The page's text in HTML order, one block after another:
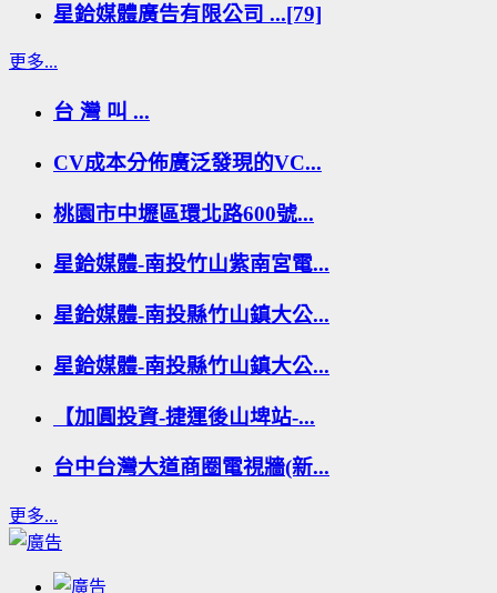
星鉿媒體廣告有限公司 ...[79]
更多...
台 灣 叫 ...
CV成本分佈廣泛發現的VC...
桃園市中壢區環北路600號...
星鉿媒體-南投竹山紫南宮電...
星鉿媒體-南投縣竹山鎮大公...
星鉿媒體-南投縣竹山鎮大公...
【加圓投資-捷運後山埤站-...
台中台灣大道商圈電視牆(新...
更多...